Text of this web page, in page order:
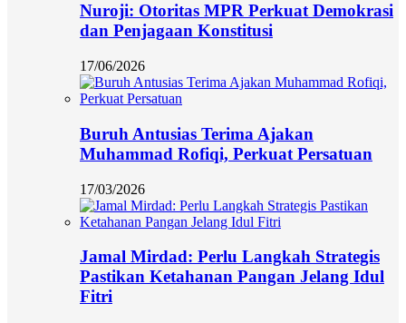
Nuroji: Otoritas MPR Perkuat Demokrasi
dan Penjagaan Konstitusi
17/06/2026
Buruh Antusias Terima Ajakan
Muhammad Rofiqi, Perkuat Persatuan
17/03/2026
Jamal Mirdad: Perlu Langkah Strategis
Pastikan Ketahanan Pangan Jelang Idul
Fitri